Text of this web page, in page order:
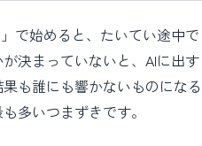
で始めると、たいてい途中で
決まっていないと、AIに出す
も誰にも響かないものになる
多いつまずきです。